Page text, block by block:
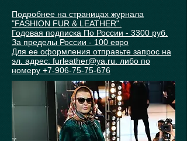
Подробнее на страницах журнала
"FASHION FUR & LEATHER".
Годовая подписка По России - 3300 руб.
За пределы России - 100 евро
Для ее оформления отправьте запрос на
эл. адрес: furleather@ya.ru. либо по
номеру +7-906-75-75-676